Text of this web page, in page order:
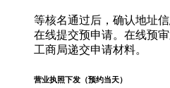
等核名通过后，确认地址
在线提交预申请。在线预
工商局递交申请材料。
营业执照下发（预约当天）